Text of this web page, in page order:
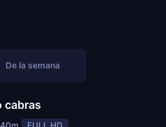
De la semana
cabras